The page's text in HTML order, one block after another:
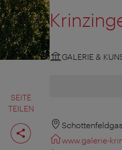
SEITE
TEILEN
Seite
teilen
GALERIE &
www.galerie-